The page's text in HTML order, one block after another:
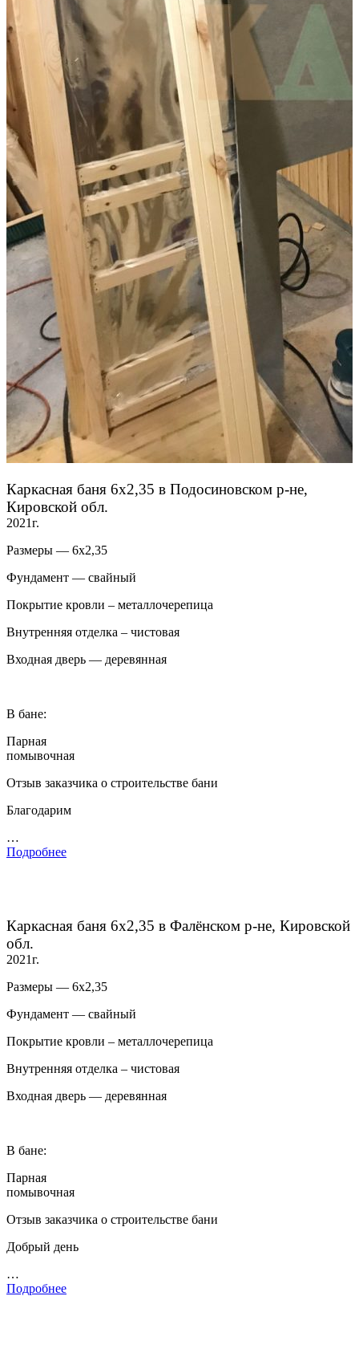
Каркасная баня 6х2,35 в Подосиновском р-не,
Кировской обл.
2021г.
Размеры — 6х2,35
Фундамент — свайный
Покрытие кровли – металлочерепица
Внутренняя отделка – чистовая
Входная дверь — деревянная
В бане:
Парная
помывочная
Отзыв заказчика о строительстве бани
Благодарим
…
Подробнее
Каркасная баня 6х2,35 в Фалёнском р-не, Кировской
обл.
2021г.
Размеры — 6х2,35
Фундамент — свайный
Покрытие кровли – металлочерепица
Внутренняя отделка – чистовая
Входная дверь — деревянная
В бане:
Парная
помывочная
Отзыв заказчика о строительстве бани
Добрый день
…
Подробнее